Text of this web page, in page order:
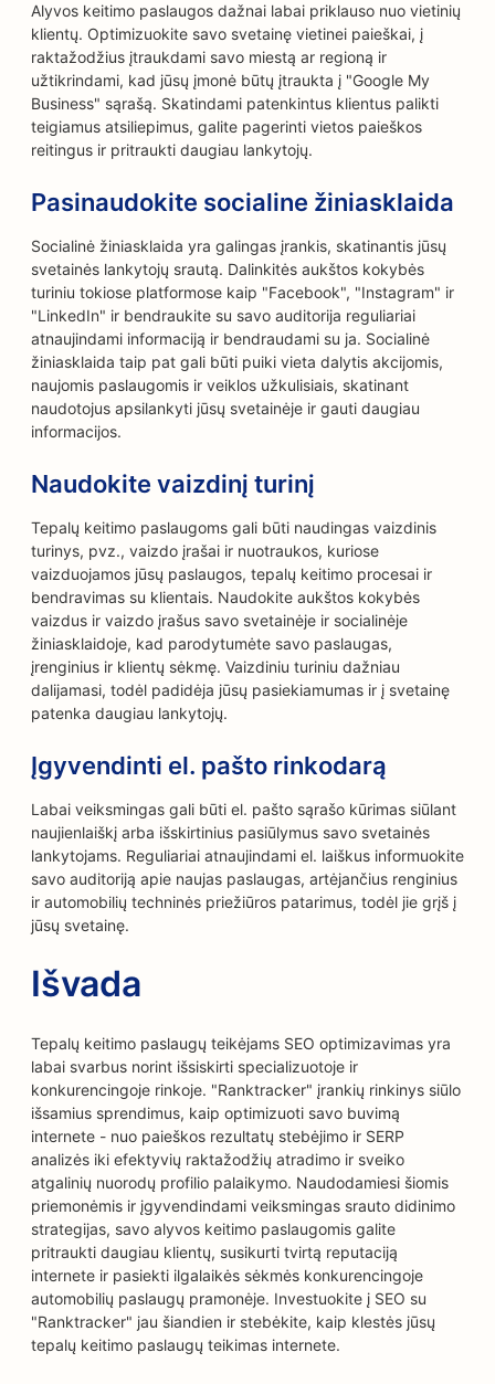
Alyvos keitimo paslaugos dažnai labai priklauso nuo vietinių
klientų. Optimizuokite savo svetainę vietinei paieškai, į
raktažodžius įtraukdami savo miestą ar regioną ir
užtikrindami, kad jūsų įmonė būtų įtraukta į "Google My
Business" sąrašą. Skatindami patenkintus klientus palikti
teigiamus atsiliepimus, galite pagerinti vietos paieškos
reitingus ir pritraukti daugiau lankytojų.
Pasinaudokite socialine žiniasklaida
Socialinė žiniasklaida yra galingas įrankis, skatinantis jūsų
svetainės lankytojų srautą. Dalinkitės aukštos kokybės
turiniu tokiose platformose kaip "Facebook", "Instagram" ir
"LinkedIn" ir bendraukite su savo auditorija reguliariai
atnaujindami informaciją ir bendraudami su ja. Socialinė
žiniasklaida taip pat gali būti puiki vieta dalytis akcijomis,
naujomis paslaugomis ir veiklos užkulisiais, skatinant
naudotojus apsilankyti jūsų svetainėje ir gauti daugiau
informacijos.
Naudokite vaizdinį turinį
Tepalų keitimo paslaugoms gali būti naudingas vaizdinis
turinys, pvz., vaizdo įrašai ir nuotraukos, kuriose
vaizduojamos jūsų paslaugos, tepalų keitimo procesai ir
bendravimas su klientais. Naudokite aukštos kokybės
vaizdus ir vaizdo įrašus savo svetainėje ir socialinėje
žiniasklaidoje, kad parodytumėte savo paslaugas,
įrenginius ir klientų sėkmę. Vaizdiniu turiniu dažniau
dalijamasi, todėl padidėja jūsų pasiekiamumas ir į svetainę
patenka daugiau lankytojų.
Įgyvendinti el. pašto rinkodarą
Labai veiksmingas gali būti el. pašto sąrašo kūrimas siūlant
naujienlaiškį arba išskirtinius pasiūlymus savo svetainės
lankytojams. Reguliariai atnaujindami el. laiškus informuokite
savo auditoriją apie naujas paslaugas, artėjančius renginius
ir automobilių techninės priežiūros patarimus, todėl jie grįš į
jūsų svetainę.
Išvada
Tepalų keitimo paslaugų teikėjams SEO optimizavimas yra
labai svarbus norint išsiskirti specializuotoje ir
konkurencingoje rinkoje. "Ranktracker" įrankių rinkinys siūlo
išsamius sprendimus, kaip optimizuoti savo buvimą
internete - nuo paieškos rezultatų stebėjimo ir SERP
analizės iki efektyvių raktažodžių atradimo ir sveiko
atgalinių nuorodų profilio palaikymo. Naudodamiesi šiomis
priemonėmis ir įgyvendindami veiksmingas srauto didinimo
strategijas, savo alyvos keitimo paslaugomis galite
pritraukti daugiau klientų, susikurti tvirtą reputaciją
internete ir pasiekti ilgalaikės sėkmės konkurencingoje
automobilių paslaugų pramonėje. Investuokite į SEO su
"Ranktracker" jau šiandien ir stebėkite, kaip klestės jūsų
tepalų keitimo paslaugų teikimas internete.